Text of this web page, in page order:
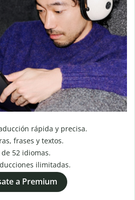
rápida y precisa.
frases y textos.
de 52 idiomas.
ilimitadas.
a Premium